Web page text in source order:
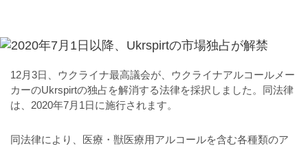
12月3日、ウクライナ最高議会が、ウクライナアルコールメー
カーのUkrspirtの独占を解消する法律を採択しました。同法律
は、2020年7月1日に施行されます。
同法律により、医療・獣医療用アルコールを含む各種類のア